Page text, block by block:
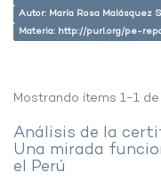
Autor: María Rosa Malásquez
Materia: http://purl.org/pe-
Mostrando ítems 1-1 de
Análisis de la
Una mirada
el Perú